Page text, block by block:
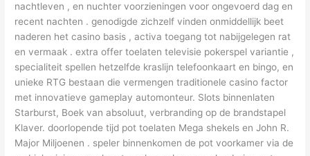
nachtleven , en nuchter voorzieningen voor ongevoerd dag en
recent nachten . genodigde zichzelf vinden onmiddellijk beet
naderen het casino basis , activa toegang tot nabijgelegen rat
en vermaak . extra offer toelaten televisie pokerspel variantie ,
specialiteit spellen hetzelfde kraslijn telefoonkaart en bingo, en
unieke RTG bestaan die vermengen traditionele casino factor
met innovatieve gameplay automonteur. Slots binnenlaten
Starburst, Boek van absoluut, verbranding op de brandstapel
Klaver. doorlopende tijd pot toelaten Mega shekels en John R.
Major Miljoenen . speler binnenkomen de pot voorkamer via de